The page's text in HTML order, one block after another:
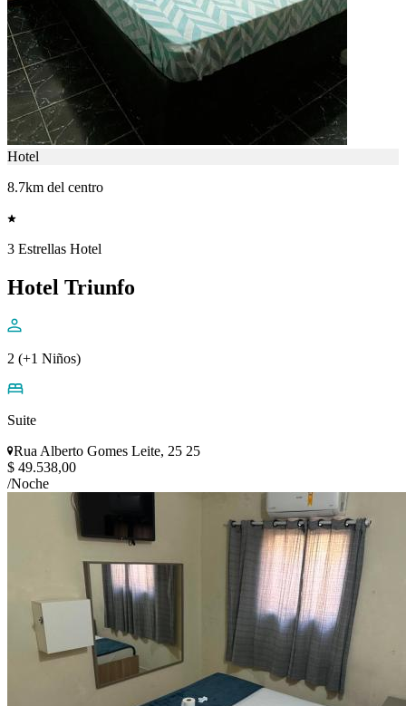
Hotel
8.7km del centro
3 Estrellas Hotel
Hotel Triunfo
2 (+1 Niños)
Suite
Rua Alberto Gomes Leite, 25 25
$ 49.538,00
/Noche